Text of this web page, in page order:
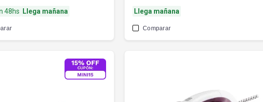
48hs Llega mañana Llega mañana
Comparar